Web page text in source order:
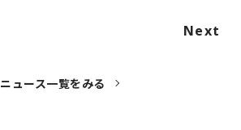
Next
ニュース一覧をみる